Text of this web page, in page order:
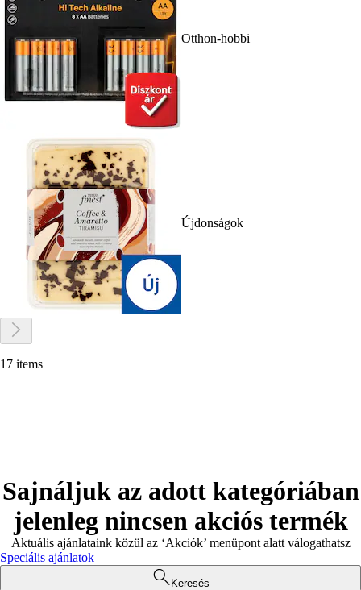
Otthon-hobbi
Újdonságok
17 items
Sajnáljuk az adott kategóriában
jelenleg nincsen akciós termék
Aktuális ajánlataink közül az ‘Akciók’ menüpont alatt válogathatsz
Speciális ajánlatok
Keresés